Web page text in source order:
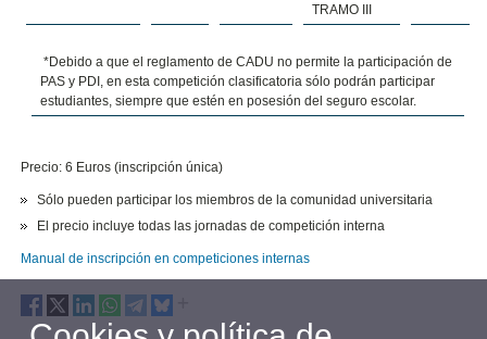
TRAMO III
*Debido a que el reglamento de CADU no permite la participación de
PAS y PDI, en esta competición clasificatoria sólo podrán participar
estudiantes, siempre que estén en posesión del seguro escolar.
Precio: 6 Euros (inscripción única)
Sólo pueden participar los miembros de la comunidad universitaria
El precio incluye todas las jornadas de competición interna
Manual de inscripción en competiciones internas